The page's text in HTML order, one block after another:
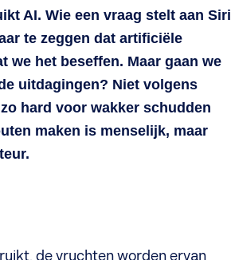
AI. Wie een vraag stelt aan Siri
te zeggen dat artificiële
we het beseffen. Maar gaan we
uitdagingen? Niet volgens
hard voor wakker schudden
maken is menselijk, maar
de vruchten worden ervan